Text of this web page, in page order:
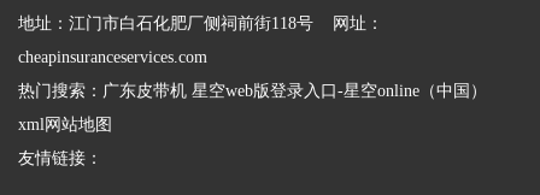
地址：江门市白石化肥厂侧祠前街118号 网址：
cheapinsuranceservices.com
热门搜索： 广东皮带机 星空web版登录入口-星空online（中国）
xml网站地图
友情链接：